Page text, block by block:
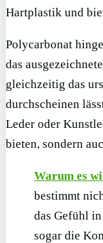
Hartplastik und
Polycarbonat
das
gleichzeitig das
durchscheinen
Leder oder
bieten, sondern
Warum es
bestimmt
das Gefühl
sogar die